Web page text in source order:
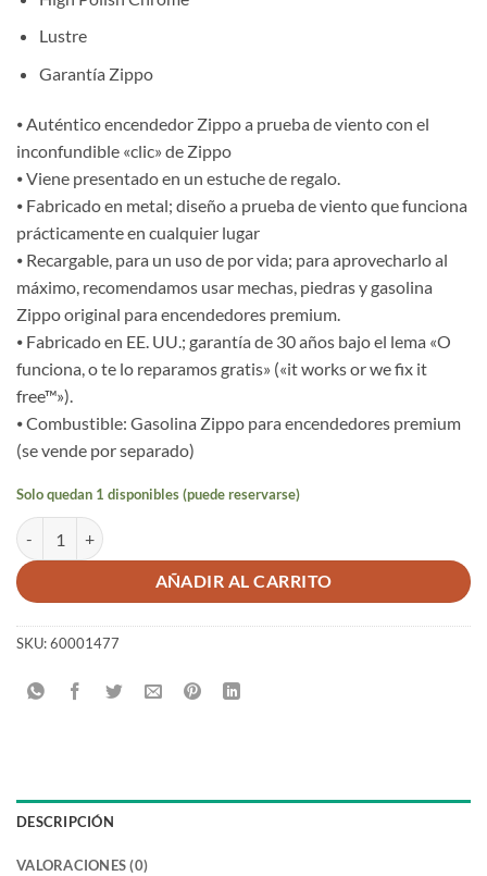
Lustre
Garantía Zippo
⦁ Auténtico encendedor Zippo a prueba de viento con el
inconfundible «clic» de Zippo
⦁ Viene presentado en un estuche de regalo.
⦁ Fabricado en metal; diseño a prueba de viento que funciona
prácticamente en cualquier lugar
⦁ Recargable, para un uso de por vida; para aprovecharlo al
máximo, recomendamos usar mechas, piedras y gasolina
Zippo original para encendedores premium.
⦁ Fabricado en EE. UU.; garantía de 30 años bajo el lema «O
funciona, o te lo reparamos gratis» («it works or we fix it
free™»).
⦁ Combustible: Gasolina Zippo para encendedores premium
(se vende por separado)
Solo quedan 1 disponibles (puede reservarse)
MECHERO ZIPPO CAZADOR PERRO a prueba de viento cantidad
AÑADIR AL CARRITO
SKU:60001477
DESCRIPCIÓN
VALORACIONES (0)